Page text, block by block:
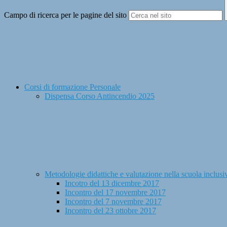
Campo di ricerca per le pagine del sito
Corsi di formazione Personale
Dispensa Corso Antincendio 2025
Metodologie didattiche e valutazione nella scuola
Incotro del 13 dicembre 2017
Incontro del 17 novembre 2017
Incontro del 7 novembre 2017
Incontro del 23 ottobre 2017